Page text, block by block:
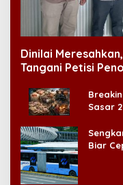
Dinilai
Tangani Petisi
Sasar
Biar